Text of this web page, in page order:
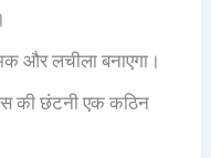
और लचीला बनाएगा।
की छंटनी एक कठिन